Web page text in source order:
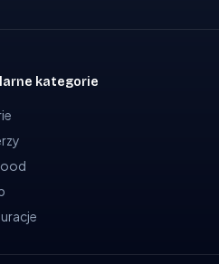
kategorie